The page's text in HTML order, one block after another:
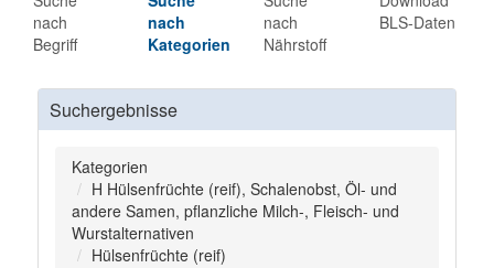
nach
Begriff
nach
Kategorien
nach
Nährstoff
BLS-Daten
Suchergebnisse
Kategorien
H Hülsenfrüchte (reif), Schalenobst, Öl- und
andere Samen, pflanzliche Milch-, Fleisch- und
Wurstalternativen
Hülsenfrüchte (reif)